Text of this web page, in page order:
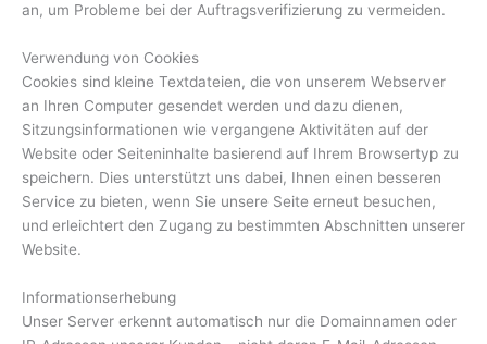
an, um Probleme bei der Auftragsverifizierung zu vermeiden.
Verwendung von Cookies
Cookies sind kleine Textdateien, die von unserem Webserver
an Ihren Computer gesendet werden und dazu dienen,
Sitzungsinformationen wie vergangene Aktivitäten auf der
Website oder Seiteninhalte basierend auf Ihrem Browsertyp zu
speichern. Dies unterstützt uns dabei, Ihnen einen besseren
Service zu bieten, wenn Sie unsere Seite erneut besuchen,
und erleichtert den Zugang zu bestimmten Abschnitten unserer
Website.
Informationserhebung
Unser Server erkennt automatisch nur die Domainnamen oder